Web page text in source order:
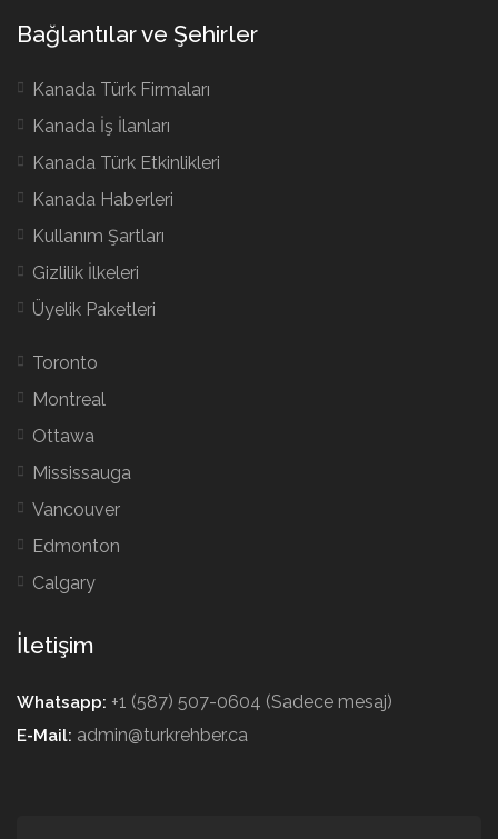
Bağlantılar ve Şehirler
Kanada Türk Firmaları
Kanada İş İlanları
Kanada Türk Etkinlikleri
Kanada Haberleri
Kullanım Şartları
Gizlilik İlkeleri
Üyelik Paketleri
Toronto
Montreal
Ottawa
Mississauga
Vancouver
Edmonton
Calgary
İletişim
Whatsapp: +1 (587) 507-0604 (Sadece mesaj)
E-Mail: admin@turkrehber.ca